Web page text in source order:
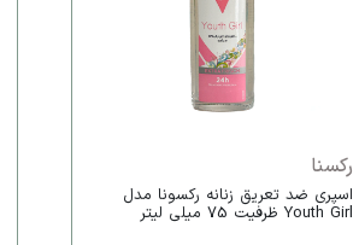
رکسنا
اسپری ضد تعریق زنانه رکسونا مدل
Youth Girl ظرفیت 75 میلی لیتر